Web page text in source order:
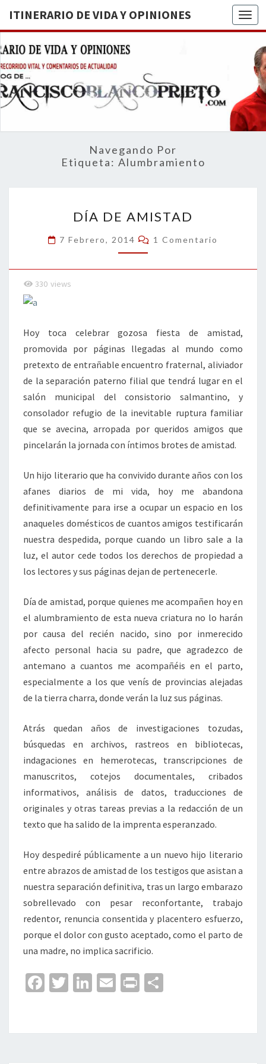
ITINERARIO DE VIDA Y OPINIONES
DE
BREVE
RECORRIDO
VITAL Y
ACTUALIDAD
Navegando Por
Etiqueta: Alumbramiento
DE
AMISTAD
DÍA DE AMISTAD
7 Febrero, 2014 Comentarios
1 Comentario
330 views
Hoy toca celebrar gozosa fiesta de amistad,
promovida por páginas llegadas al mundo como
pretexto de entrañable encuentro fraternal, aliviador
de la separación paterno filial que tendrá lugar en el
salón municipal del consistorio salmantino, y
consolador refugio de la inevitable ruptura familiar
que se avecina, arropada por queridos amigos que
pincelarán la jornada con íntimos brotes de amistad.
Un hijo literario que ha convivido durante años con los
afanes diarios de mi vida, hoy me abandona
definitivamente para irse a ocupar un espacio en los
anaqueles domésticos de cuantos amigos testificarán
nuestra despedida, porque cuando un libro sale a la
luz, el autor cede todos los derechos de propiedad a
los lectores y sus páginas dejan de pertenecerle.
Día de amistad, porque quienes me acompañen hoy en
el alumbramiento de esta nueva criatura no lo harán
por causa del recién nacido, sino por inmerecido
afecto personal hacia su padre, que agradezco de
antemano a cuantos me acompañéis en el parto,
especialmente a los que venís de provincias alejadas
de la tierra charra, donde verán la luz sus páginas.
Atrás quedan años de investigaciones tozudas,
búsquedas en archivos, rastreos en bibliotecas,
indagaciones en hemerotecas, transcripciones de
manuscritos, cotejos documentales, cribados
informativos, análisis de datos, traducciones de
originales y otras tareas previas a la redacción de un
texto que ha salido de la imprenta esperanzado.
Hoy despediré públicamente a un nuevo hijo literario
entre abrazos de amistad de los testigos que asistan a
nuestra separación definitiva, tras un largo embarazo
sobrellevado con pesar reconfortante, trabajo
redentor, renuncia consentida y placentero esfuerzo,
porque el dolor con gusto aceptado, como el parto de
una madre, no implica sacrificio.
Fa
o
o
T
er
Li
dI
n
E
l
Pr
p
ar